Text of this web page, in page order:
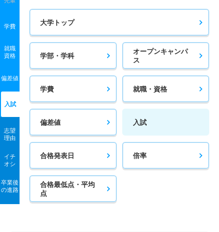
学費
就職
資格
偏差値
入試
志望
理由
イチ
オシ
卒業後
の進路
大学トップ
学部・学科
オープンキャンパ
ス
学費 就職・資格
偏差値 入試
合格発表日 倍率
合格最低点・平均
点